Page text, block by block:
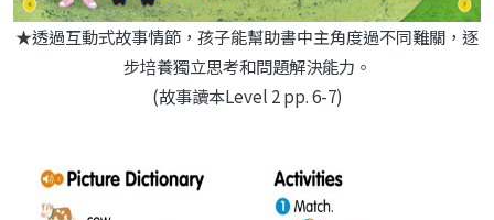
★透過互動式故事情節，孩子能幫助書中主角度過不同難關，逐
步培養獨立思考和問題解決能力。
(故事讀本Level 2 pp. 6-7)